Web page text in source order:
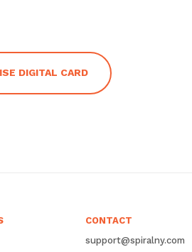
DIGITAL CARD
CONTACT
support@spiralny.com